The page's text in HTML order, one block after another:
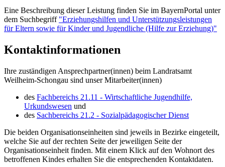
Eine Beschreibung dieser Leistung finden Sie im BayernPortal unter
dem Suchbegriff "Erziehungshilfen und Unterstützungsleistungen
für Eltern sowie für Kinder und Jugendliche (Hilfe zur Erziehung)"
Kontaktinformationen
Ihre zuständigen Ansprechpartner(innen) beim Landratsamt
Weilheim-Schongau sind unser Mitarbeiter(innen)
des Fachbereichs 21.11 - Wirtschaftliche Jugendhilfe,
Urkundswesen und
des Sachbereichs 21.2 - Sozialpädagogischer Dienst
Die beiden Organisationseinheiten sind jeweils in Bezirke eingeteilt,
welche Sie auf der rechten Seite der jeweiligen Seite der
Organisationseinheit finden. Mit einem Klick auf den Wohnort des
betroffenen Kindes erhalten Sie die entsprechenden Kontaktdaten.